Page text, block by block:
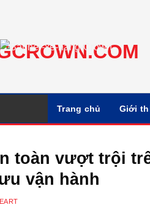
Trang chủ Giới
toàn vượt trội
vận hành